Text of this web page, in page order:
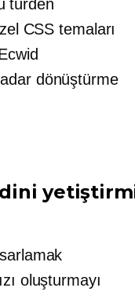
türden
CSS temaları
dönüştürme
oluşturmayı